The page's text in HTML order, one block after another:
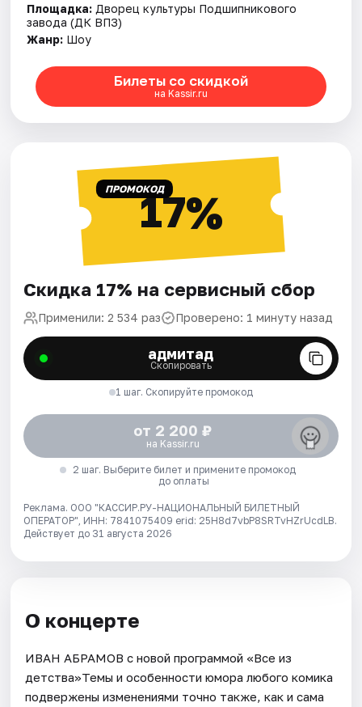
Площадка: Дворец культуры Подшипникового
завода (ДК ВПЗ)
Жанр: Шоу
Билеты со скидкой
на Kassir.ru
ПРОМОКОД17%
Скидка 17% на сервисный сбор
Применили: 2 534 раз Проверено: 1 минуту назад
адмитад
Скопировать
1 шаг. Скопируйте промокод
от 2 200 ₽
на Kassir.ru
2 шаг. Выберите билет и примените промокод
до оплаты
Реклама. ООО "КАССИР.РУ-НАЦИОНАЛЬНЫЙ БИЛЕТНЫЙ
ОПЕРАТОР", ИНН: 7841075409 erid: 25H8d7vbP8SRTvHZrUcdLB.
Действует до 31 августа 2026
О концерте
ИВАН АБРАМОВ с новой программой «Все из
детства»Темы и особенности юмора любого комика
подвержены изменениями точно также, как и сама